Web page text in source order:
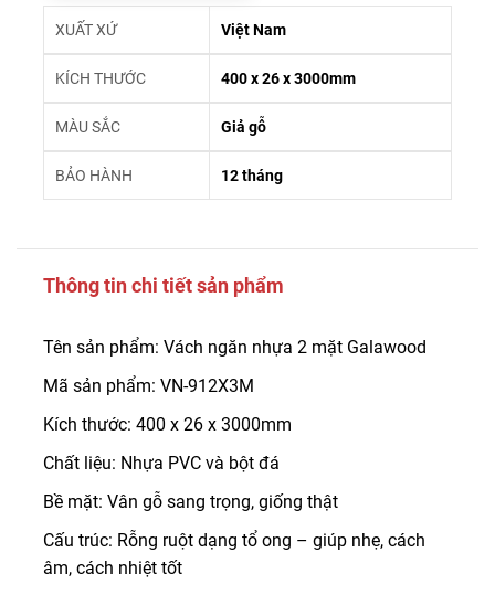
XUẤT XỨ Việt Nam
KÍCH THƯỚC 400 x 26 x 3000mm
MÀU SẮC Giả gỗ
BẢO HÀNH 12 tháng
Thông tin chi tiết sản phẩm
Tên sản phẩm: Vách ngăn nhựa 2 mặt Galawood
Mã sản phẩm: VN-912X3M
Kích thước: 400 x 26 x 3000mm
Chất liệu: Nhựa PVC và bột đá
Bề mặt: Vân gỗ sang trọng, giống thật
Cấu trúc: Rỗng ruột dạng tổ ong – giúp nhẹ, cách
âm, cách nhiệt tốt